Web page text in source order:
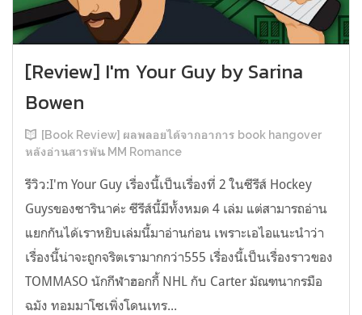
[Review] I'm Your Guy by Sarina
Bowen
[Book Review] ผลพลอยได้จากอาการ book hangover
หลังอ่านสารพัน MM Romance
รีวิว:I'm Your Guy เรื่องนี้เป็นเรื่องที่ 2 ในซีรีส์ Hockey
Guysของซารินาค่ะ ซีรีส์นี้มีทั้งหมด 4 เล่ม แต่สามารถอ่าน
แยกกันได้เราหยิบเล่มนี้มาอ่านก่อน เพราะเอไอแนะนำว่า
เรื่องนี้น่าจะถูกจริตเรามากกว่า555 เรื่องนี้เป็นเรื่องราวของ
TOMMASO นักกีฬาฮอกกี้ NHL กับ Carter มัณฑนากรมือ
ฉมัง ทอมมาโซเพิ่งโดนเทร...